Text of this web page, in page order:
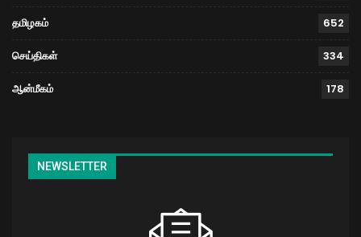
தமிழகம் 652
செய்திகள் 334
ஆன்மீகம் 178
NEWSLETTER